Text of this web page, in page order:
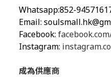
Whatsapp:852-
Email:
Facebook:
Instagram:
成為供應商